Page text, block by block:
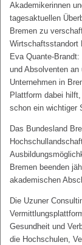
Akademikerinnen
tagesaktuellen
Bremen zu
Wirtschaftsstandort
Eva Quante-
und Absolventen
Unternehmen in
Plattform dabei
schon ein wichtiger
Das Bundesland
Bremen beenden
akademischen
Die Uzuner
Gesundheit und
die Hochschulen,